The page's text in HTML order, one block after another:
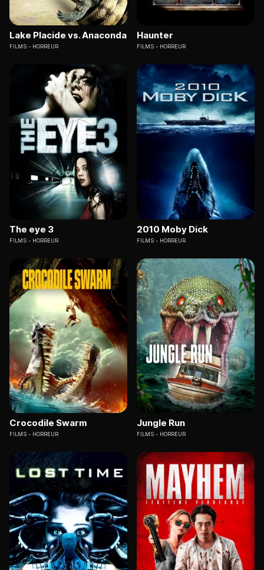
Lake Placide vs. Anaconda
FILMS HORREUR
Haunter
FILMS HORREUR
The eye 3
FILMS HORREUR
2010 Moby Dick
FILMS HORREUR
Crocodile Swarm
FILMS HORREUR
Jungle Run
FILMS HORREUR